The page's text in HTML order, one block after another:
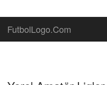
FutbolLogo.Com